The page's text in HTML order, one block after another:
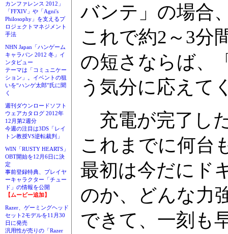
カンファレンス 2012」
「FFXIV」や「Agni's
Philosophy」を支えるプ
ロジェクトマネジメント
手法
NHN Japan「ハンゲーム
キャラバン 2012 冬」イ
ンタビュー
テーマは「コミュニケー
ション」。イベントの狙
いを“ハンゲ太郎”氏に聞
く
週刊ダウンロードソフト
ウェアカタログ 2012年
12月第2週分
今週の注目は3DS「レイ
トン教授VS逆転裁判」
WIN「RUSTY HEARTS」
OBT開始を12月6日に決
定
事前登録特典、プレイヤ
ーキャラクター「チュー
ド」の情報を公開
【ムービー追加】
Razer、ゲーミングヘッド
セット2モデルを11月30
日に発売
汎用性が売りの「Razer
バンテ」の場合
これで約2～3分
の短さならば、
う気分に応えて
充電が完了し
これまでに何台
最初は今だにド
のか、どんな力
できて、一刻も